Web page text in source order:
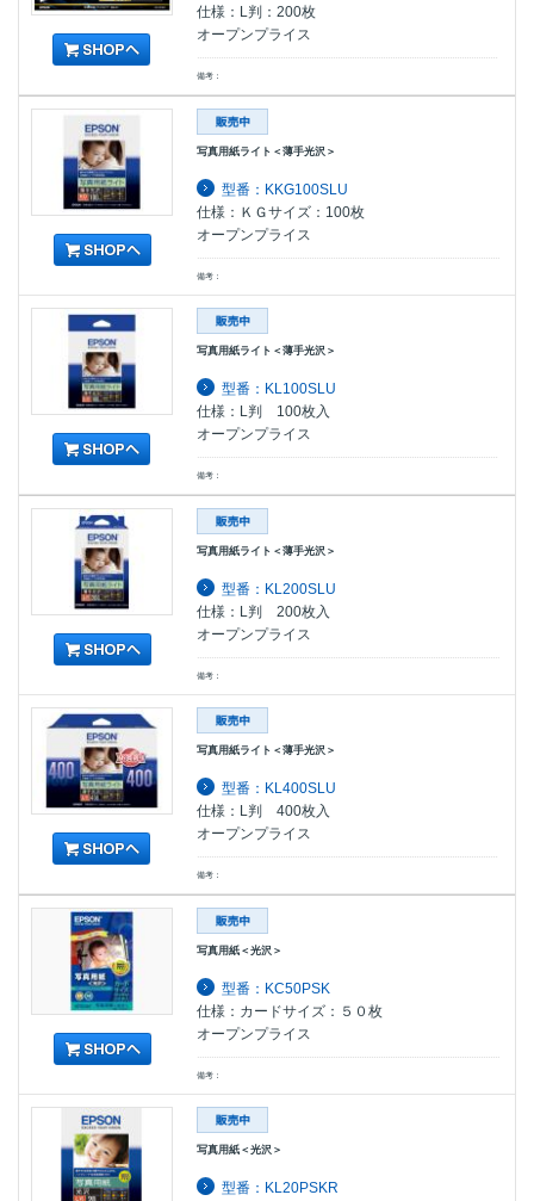
仕様：L判：200枚
オープンプライス
備考：
写真用紙ライト＜薄手光沢＞
型番：KKG100SLU
仕様：ＫＧサイズ：100枚
オープンプライス
備考：
写真用紙ライト＜薄手光沢＞
型番：KL100SLU
仕様：L判 100枚入
オープンプライス
備考：
写真用紙ライト＜薄手光沢＞
型番：KL200SLU
仕様：L判 200枚入
オープンプライス
備考：
写真用紙ライト＜薄手光沢＞
型番：KL400SLU
仕様：L判 400枚入
オープンプライス
備考：
写真用紙＜光沢＞
型番：KC50PSK
仕様：カードサイズ：５０枚
オープンプライス
備考：
写真用紙＜光沢＞
型番：KL20PSKR